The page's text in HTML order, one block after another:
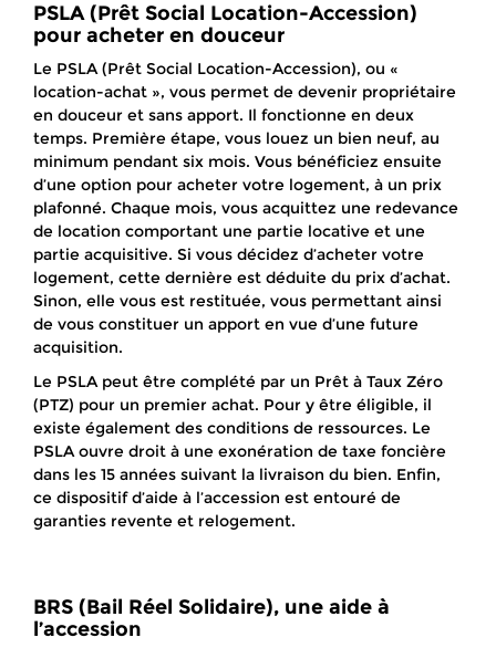
PSLA (Prêt Social Location-Accession)
pour acheter en douceur
Le PSLA (Prêt Social Location-Accession), ou «
location-achat », vous permet de devenir propriétaire
en douceur et sans apport. Il fonctionne en deux
temps. Première étape, vous louez un bien neuf, au
minimum pendant six mois. Vous bénéficiez ensuite
d’une option pour acheter votre logement, à un prix
plafonné. Chaque mois, vous acquittez une redevance
de location comportant une partie locative et une
partie acquisitive. Si vous décidez d’acheter votre
logement, cette dernière est déduite du prix d’achat.
Sinon, elle vous est restituée, vous permettant ainsi
de vous constituer un apport en vue d’une future
acquisition.
Le PSLA peut être complété par un Prêt à Taux Zéro
(PTZ) pour un premier achat. Pour y être éligible, il
existe également des conditions de ressources. Le
PSLA ouvre droit à une exonération de taxe foncière
dans les 15 années suivant la livraison du bien. Enfin,
ce dispositif d’aide à l’accession est entouré de
garanties revente et relogement.
BRS (Bail Réel Solidaire), une aide à
l’accession